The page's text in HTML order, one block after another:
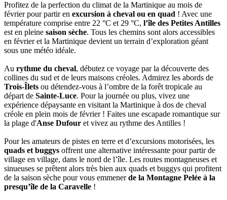
Profitez de la perfection du climat de la Martinique au mois de
février pour partir en excursion à cheval ou en quad ! Avec une
température comprise entre 22 °C et 29 °C, l’île des Petites Antilles
est en pleine saison sèche. Tous les chemins sont alors accessibles
en février et la Martinique devient un terrain d’exploration géant
sous une météo idéale.
Au rythme du cheval, débutez ce voyage par la découverte des
collines du sud et de leurs maisons créoles. Admirez les abords de
Trois-Îlets ou détendez-vous à l’ombre de la forêt tropicale au
départ de Sainte-Luce. Pour la journée ou plus, vivez une
expérience dépaysante en visitant la Martinique à dos de cheval
créole en plein mois de février ! Faites une escapade romantique sur
la plage d'Anse Dufour et vivez au rythme des Antilles !
Pour les amateurs de pistes en terre et d’excursions motorisées, les
quads et buggys offrent une alternative intéressante pour partir de
village en village, dans le nord de l’île. Les routes montagneuses et
sinueuses se prêtent alors très bien aux quads et buggys qui profitent
de la saison sèche pour vous emmenerde la Montagne Pelée à la
presqu’île de la Caravelle !